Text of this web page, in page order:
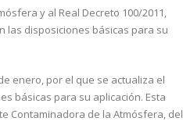
y al Real Decreto 100/2011,
las disposiciones básicas para su
enero, por el que se actualiza el
básicas para su aplicación. Esta
Contaminadora de la Atmósfera, del